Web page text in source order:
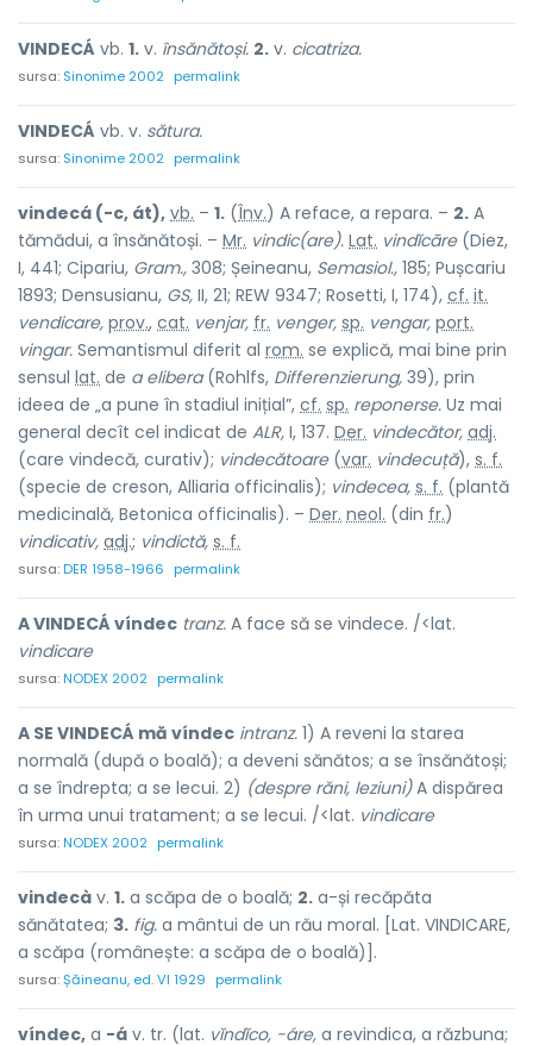
VINDECÁ vb. 1. v. însănătoși. 2. v. cicatriza.
sursa: Sinonime 2002 permalink
VINDECÁ vb. v. sătura.
sursa: Sinonime 2002 permalink
vindecá (-c, át), vb. – 1. (Înv.) A reface, a repara. – 2. A
tămădui, a însănătoși. – Mr. vindic(are). Lat. vindĭcāre(Diez,
I, 441; Cipariu, Gram., 308; Șeineanu, Semasiol., 185; Pușcariu
1893; Densusianu, GS, II, 21; REW 9347; Rosetti, I, 174), cf. it.
vendicare, prov., cat. venjar, fr. venger, sp. vengar, port.
vingar. Semantismul diferit al rom. se explică, mai bine prin
sensul lat. de a elibera(Rohlfs, Differenzierung, 39), prin
ideea de „a pune în stadiul inițial”, cf. sp. reponerse. Uz mai
general decît cel indicat de ALR, I, 137. Der. vindecător, adj.
(care vindecă, curativ); vindecătoare(var. vindecuță), s. f.
(specie de creson, Alliaria officinalis); vindecea, s. f. (plantă
medicinală, Betonica officinalis). – Der. neol. (din fr.)
vindicativ, adj.; vindictă, s. f.
sursa:DER 1958-1966 permalink
A VINDECÁ víndec tranz. A face să se vindece. /<lat.
vindicare
sursa:NODEX 2002 permalink
A SE VINDECÁ mă víndec intranz. 1) A reveni la starea
normală (după o boală); a deveni sănătos; a se însănătoși;
a se îndrepta; a se lecui. 2) (despre răni, leziuni)A dispărea
în urma unui tratament; a se lecui. /<lat. vindicare
sursa:NODEX 2002 permalink
vindecà v. 1. a scăpa de o boală; 2. a-și recăpăta
sănătatea; 3. fig. a mântui de un rău moral. [Lat. VINDICARE,
a scăpa (românește: a scăpa de o boală)].
sursa:Șăineanu, ed. VI 1929 permalink
víndec, a -á v. tr. (lat. vĭndĭco, -áre, a revindica, a răzbuna;